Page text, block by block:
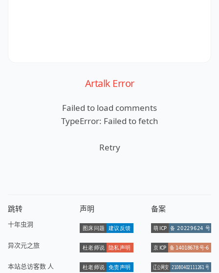
Artalk Error
Failed to load comments
TypeError: Failed to fetch
Retry
跳转
十年虫洞
异次元之旅
本站总访客数 人
声明 备案